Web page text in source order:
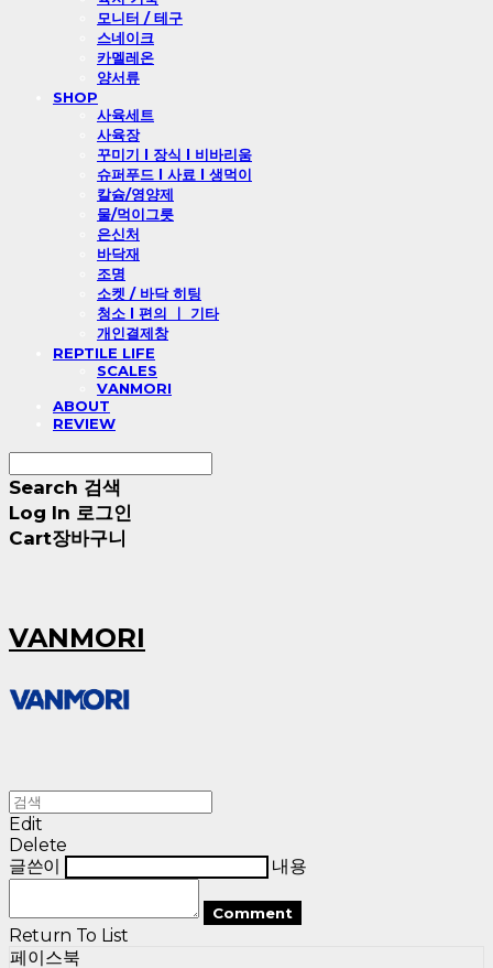
모니터 / 테구
스네이크
카멜레온
양서류
SHOP
사육세트
사육장
꾸미기 l 장식 l 비바리움
슈퍼푸드 l 사료 l 생먹이
칼슘/영양제
물/먹이그릇
은신처
바닥재
조명
소켓 / 바닥 히팅
청소 l 편의 ㅣ 기타
개인결제창
REPTILE LIFE
SCALES
VANMORI
ABOUT
REVIEW
Search 검색
Log In 로그인
Cart장바구니
VANMORI
Edit
Delete
글쓴이
내용
Comment
Return To List
페이스북